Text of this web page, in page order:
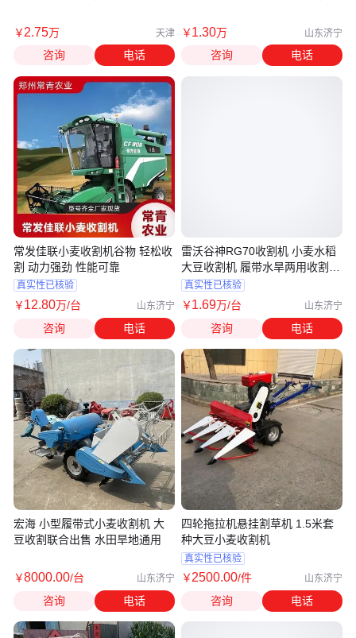
￥2.75万 天津
咨询 电话
常发佳联小麦收割机谷物 轻松收
割 动力强劲 性能可靠
真实性已核验
￥12.80万/台 山东济宁
咨询 电话
宏海 小型履带式小麦收割机 大
豆收割联合出售 水田旱地通用
￥8000.00/台 山东济宁
咨询 电话
￥1.30万 山东济宁
咨询 电话
雷沃谷神RG70收割机 小麦水稻
大豆收割机 履带水旱两用收割机
厂家
真实性已核验
￥1.69万/台 山东济宁
咨询 电话
四轮拖拉机悬挂割草机 1.5米套
种大豆小麦收割机
真实性已核验
￥2500.00/件 山东济宁
咨询 电话